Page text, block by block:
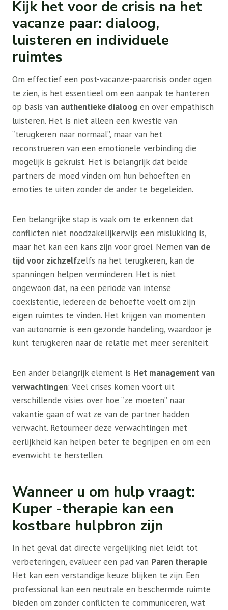
Kijk het voor de crisis na het
vacanze paar: dialoog,
luisteren en individuele
ruimtes
Om effectief een post-vacanze-paarcrisis onder ogen
te zien, is het essentieel om een ​​aanpak te hanteren
op basis van authentieke dialoog en over empathisch
luisteren. Het is niet alleen een kwestie van
“terugkeren naar normaal”, maar van het
reconstrueren van een emotionele verbinding die
mogelijk is gekruist. Het is belangrijk dat beide
partners de moed vinden om hun behoeften en
emoties te uiten zonder de ander te begeleiden.
Een belangrijke stap is vaak om te erkennen dat
conflicten niet noodzakelijkerwijs een mislukking is,
maar het kan een kans zijn voor groei. Nemen van de
tijd voor zichzelfzelfs na het terugkeren, kan de
spanningen helpen verminderen. Het is niet
ongewoon dat, na een periode van intense
coëxistentie, iedereen de behoefte voelt om zijn
eigen ruimtes te vinden. Het krijgen van momenten
van autonomie is een gezonde handeling, waardoor je
kunt terugkeren naar de relatie met meer sereniteit.
Een ander belangrijk element is Het management van
verwachtingen: Veel crises komen voort uit
verschillende visies over hoe “ze moeten” naar
vakantie gaan of wat ze van de partner hadden
verwacht. Retourneer deze verwachtingen met
eerlijkheid kan helpen beter te begrijpen en om een ​​
evenwicht te herstellen.
Wanneer u om hulp vraagt:
Kuper -therapie kan een
kostbare hulpbron zijn
In het geval dat directe vergelijking niet leidt tot
verbeteringen, evalueer een pad van Paren therapie
Het kan een verstandige keuze blijken te zijn. Een
professional kan een neutrale en beschermde ruimte
bieden om zonder conflicten te communiceren, wat